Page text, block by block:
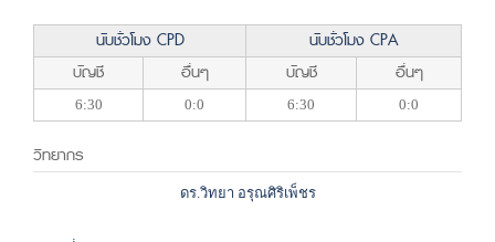
นับชั่วโมง CPD
นับชั่วโมง CPA
บัญชี
อื่นๆ บัญชี อื่นๆ
6:30 0:0 6:30 0:0
วิทยากร
ดร.วิทยา อรุณศิริเพ็ชร